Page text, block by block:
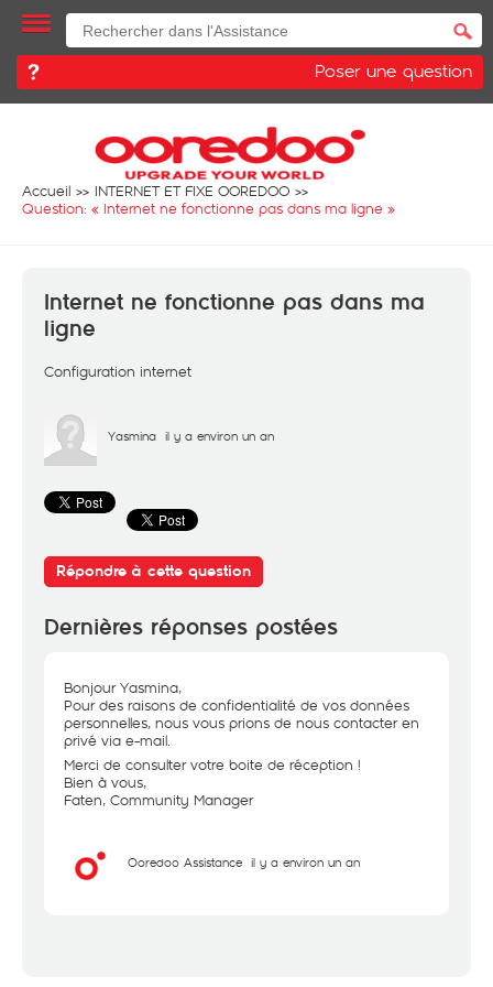
Poser une question
Accueil
INTERNET ET FIXE OOREDOO
Question: « Internet ne fonctionne pas dans ma ligne »
Internet ne fonctionne pas dans ma
ligne
Configuration internet
Yasmina il y a environ un an
Répondre à cette question
Dernières réponses postées
Bonjour Yasmina,
Pour des raisons de confidentialité de vos données
personnelles, nous vous prions de nous contacter en
privé via e-mail.
Merci de consulter votre boite de réception !
Bien à vous,
Faten, Community Manager
Ooredoo Assistance il y a environ un an